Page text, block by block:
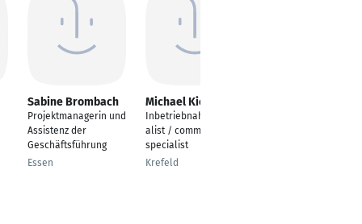
Sabine Brombach
Projektmanagerin und
Assistenz der
Geschäftsführung
Essen
Michael Kienen
Inbetriebnahmespezi
alist / commissioning
specialist
Krefeld